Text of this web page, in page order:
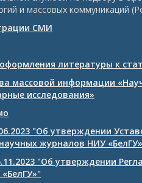
и массовых коммуникаций
СМИ
литературы к
массовой информации
исследования»
"Об утверждении
журналов НИУ «БелГУ»
"Об утверждении